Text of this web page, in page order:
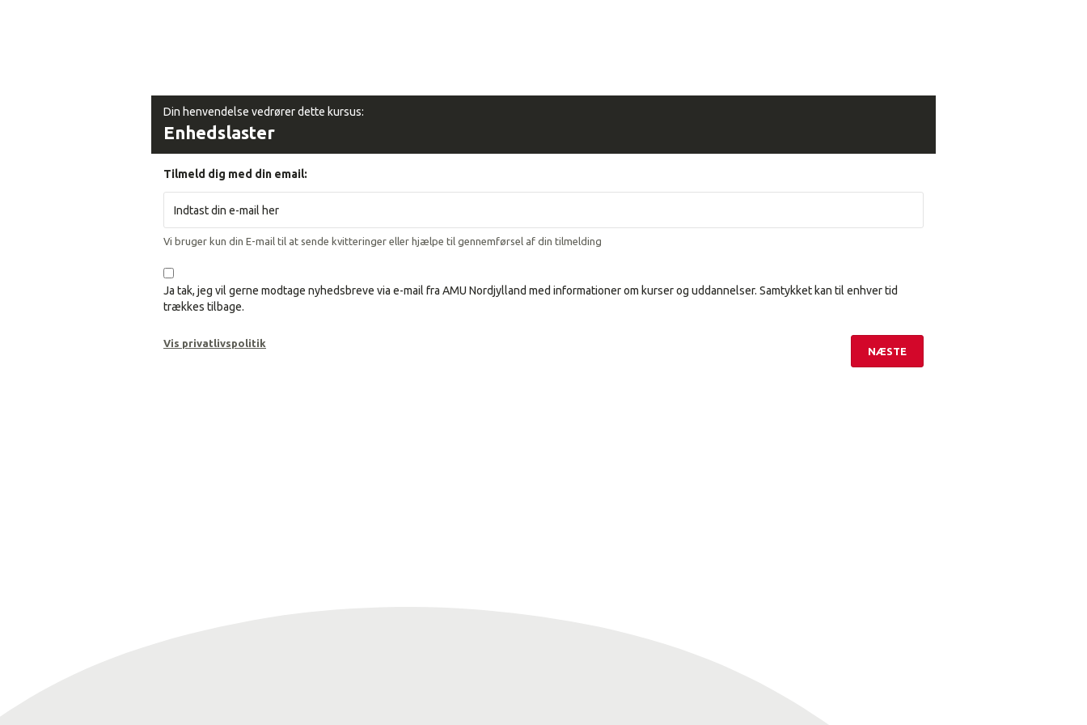
Din henvendelse vedrører dette kursus:
Enhedslaster
Tilmeld dig med din email:
Vi bruger kun din E-mail til at sende kvitteringer eller hjælpe til gennemførsel af din tilmelding
Ja tak, jeg vil gerne modtage nyhedsbreve via e-mail fra AMU Nordjylland med informationer om kurser og uddannelser. Samtykket kan til enhver tid
trækkes tilbage.
Vis privatlivspolitik